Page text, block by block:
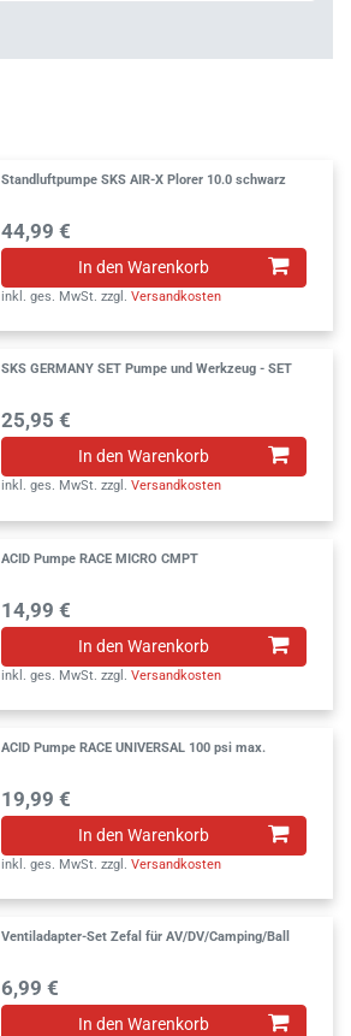
Standluftpumpe SKS AIR-X Plorer 10.0 schwarz
44,99 €
In den Warenkorb
inkl. ges. MwSt. zzgl.Versandkosten
SKS GERMANY SET Pumpe und Werkzeug - SET
25,95 €
In den Warenkorb
inkl. ges. MwSt. zzgl.Versandkosten
ACID Pumpe RACE MICRO CMPT
14,99 €
In den Warenkorb
inkl. ges. MwSt. zzgl.Versandkosten
ACID Pumpe RACE UNIVERSAL 100 psi max.
19,99 €
In den Warenkorb
inkl. ges. MwSt. zzgl.Versandkosten
Ventiladapter-Set Zefal für AV/DV/Camping/Ball
6,99 €
In den Warenkorb